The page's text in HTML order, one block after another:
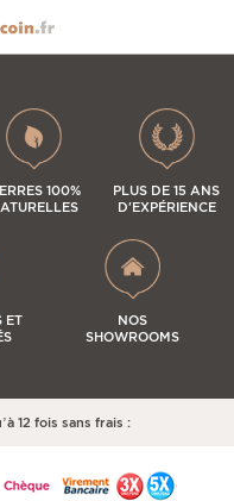
100%
PLUS DE 15 ANS
D'EXPÉRIENCE
ET
NOS
SHOWROOMS
12 fois sans frais :